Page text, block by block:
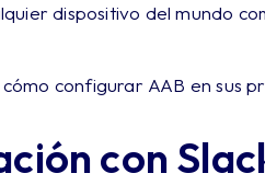
dispositivo del mundo
configurar AAB en sus
con